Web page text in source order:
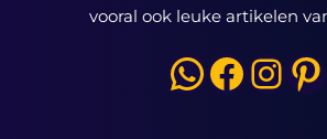
vooral ook leuke artikelen